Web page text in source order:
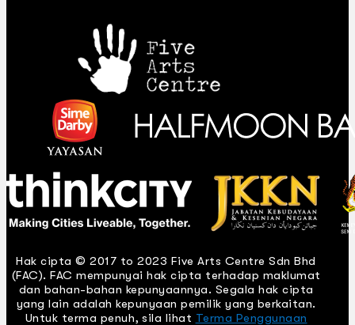
Hak cipta © 2017 to 2023 Five Arts Centre Sdn Bhd
(FAC). FAC mempunyai hak cipta terhadap maklumat
dan bahan-bahan kepunyaannya. Segala hak cipta
yang lain adalah kepunyaan pemilik yang berkaitan.
Untuk terma penuh, sila lihat Terma Penggunaan